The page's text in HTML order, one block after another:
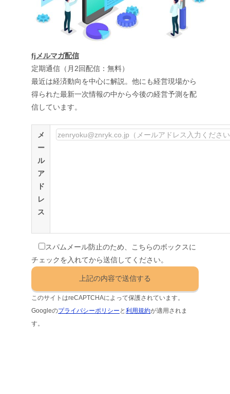
fjメルマガ配信
定期通信（月2回配信：無料）
最近は経済動向を中心に解説。他にも経営現場から
得られた最新一次情報の中から今後の経営予測を配
信しています。
メ
ー
ル
ア
ド
レ
ス
スパムメール防止のため、こちらのボックスに
チェックを入れてから送信してください。
このサイトはreCAPTCHAによって保護されています。
Googleのプライバシーポリシー と利用規約が適用されま
す。